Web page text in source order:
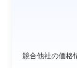
競合他社の価格